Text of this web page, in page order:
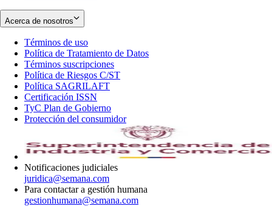
Acerca de nosotros
Términos de uso
in
new
window
Política de Tratamiento de Datos
Términos suscripciones
in
Política de Riesgos C/ST
Política SAGRILAFT
new
window
Certificación ISSN
in
new
window
TyC Plan de Gobierno
in
new
window
Protección del consumidorOpens
in
new
window
Notificaciones judiciales
juridica@semana.com
Para contactar a gestión humana
gestionhumana@semana.com